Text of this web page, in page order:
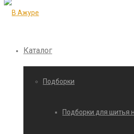
Каталог
Подборки
Подборки для шитья